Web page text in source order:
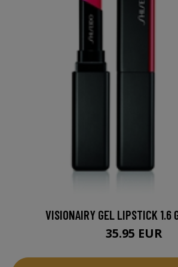
VISIONAIRY GEL LIPSTICK 1.6
35.95 EUR